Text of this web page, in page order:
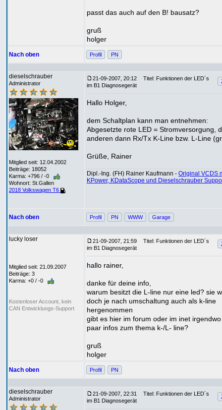
passt das auch auf den B! bausatz?
gruß
holger
Nach oben Profil PN
dieselschrauber
Administrator
Mitglied seit: 12.04.2002
Beiträge: 18052
Karma: +796 / -0
Wohnort: St.Gallen
2018 Volkswagen T6
21-09-2007, 20:12
Titel: Funktionen der LED´s
im B1 Diagnosegerät
Hallo Holger,
dem Schaltplan kann man entnehmen:
Abgesetzte rote LED = Stromversorgung,
anderen dann Rx/Tx K-Line bzw. L-Line
Grüße, Rainer
Dipl.-Ing. (FH) Rainer Kaufmann - Original VCDS
KPower, KDataScope und Dieselschrauber
Nach oben Profil PN WWW Garage
lucky loser
Mitglied seit: 21.09.2007
Beiträge: 3
Karma: +0 / -0
Kostenloser Account, kein
CAN Entwicklungs-Support
21-09-2007, 21:59
Titel: Funktionen der LED´s
im B1 Diagnosegerät
hallo rainer,
danke für deine info,
warum besitzt die L-line nur eine led? sie
doch je nach umschaltung auch als k-line
hergenommen
gibt es hier im forum oder im inet
paar infos zum thema k-/L- line?
gruß
holger
Nach oben Profil PN
dieselschrauber
Administrator
21-09-2007, 22:31
Titel: Funktionen der LED´s
im B1 Diagnosegerät